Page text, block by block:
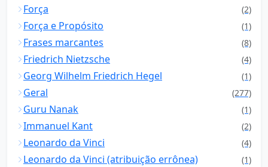
Força (2)
Força e Propósito (1)
Frases marcantes (8)
Friedrich Nietzsche (4)
Georg Wilhelm Friedrich Hegel (1)
Geral (277)
Guru Nanak (1)
Immanuel Kant (2)
Leonardo da Vinci (4)
Leonardo da Vinci (atribuição errônea) (1)